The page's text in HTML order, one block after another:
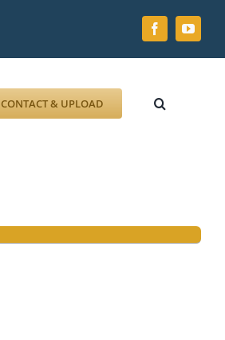
CONTACT & UPLOAD